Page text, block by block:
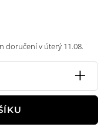
doručení v úterý 11.08.
+